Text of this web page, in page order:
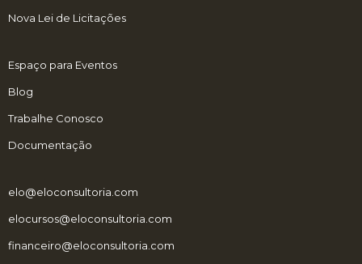
Nova Lei de Licitações
Espaço para Eventos
Blog
Trabalhe Conosco
Documentação
elo@eloconsultoria.com
elocursos@eloconsultoria.com
financeiro@eloconsultoria.com